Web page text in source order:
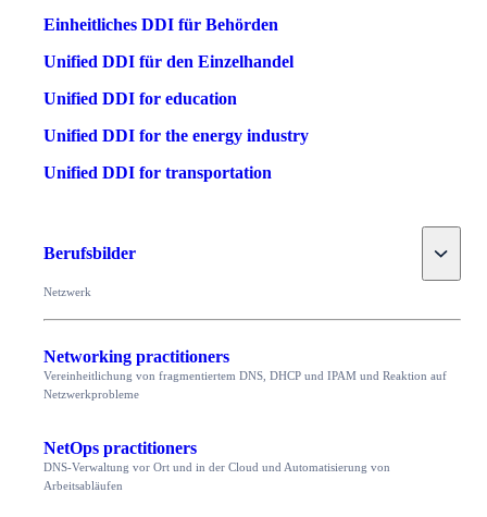
Einheitliches DDI für Behörden
Unified DDI für den Einzelhandel
Unified DDI for education
Unified DDI for the energy industry
Unified DDI for transportation
Berufsbilder Toggle
Netzwerk
Networking practitioners
Vereinheitlichung von fragmentiertem DNS, DHCP und IPAM und Reaktion auf
Netzwerkprobleme
NetOps practitioners
DNS-Verwaltung vor Ort und in der Cloud und Automatisierung von
Arbeitsabläufen